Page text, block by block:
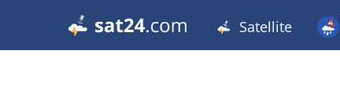
Satellite